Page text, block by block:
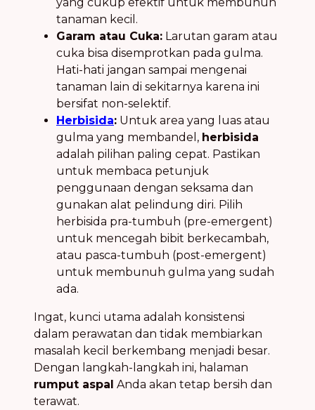
tanaman kecil.
Garam atau Cuka: Larutan garam atau
cuka bisa disemprotkan pada gulma.
Hati-hati jangan sampai mengenai
tanaman lain di sekitarnya karena ini
bersifat non-selektif.
Herbisida: Untuk area yang luas atau
gulma yang membandel, herbisida
adalah pilihan paling cepat. Pastikan
untuk membaca petunjuk
penggunaan dengan seksama dan
gunakan alat pelindung diri. Pilih
herbisida pra-tumbuh (pre-emergent)
untuk mencegah bibit berkecambah,
atau pasca-tumbuh (post-emergent)
untuk membunuh gulma yang sudah
ada.
Ingat, kunci utama adalah konsistensi
dalam perawatan dan tidak membiarkan
masalah kecil berkembang menjadi besar.
Dengan langkah-langkah ini, halaman
rumput aspal Anda akan tetap bersih dan
terawat.